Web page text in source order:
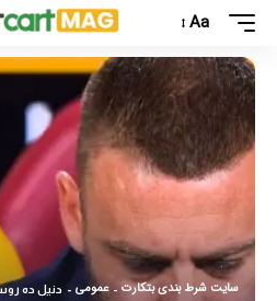
Aa
سایت شرط بندی بتکارت - عمومی - دنیل ده روسی پس از ۱۸ سال از تیم رم جدا